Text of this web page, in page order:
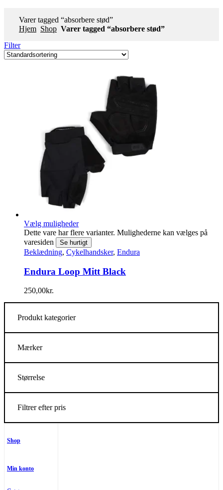
Varer tagged “absorbere stød”
Hjem Shop Varer tagged “absorbere stød”
Filter
Vælg muligheder
Dette vare har flere varianter. Mulighederne kan vælges på
varesiden
Se hurtigt
Beklædning, Cykelhandsker, Endura
Endura Loop Mitt Black
250,00kr.
Produkt kategorier
Mærker
Størrelse
Filtrer efter pris
Shop
Min konto